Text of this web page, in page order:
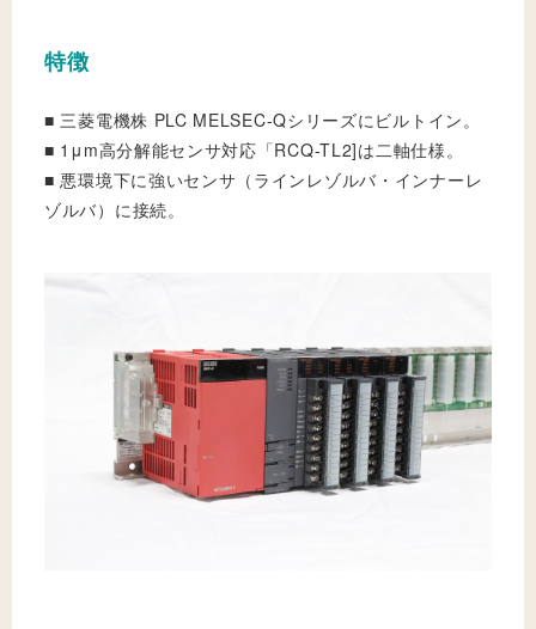
特徴
■ 三菱電機株 PLC MELSEC-Qシリーズにビルトイン。
■ 1μm高分解能センサ対応「RCQ-TL2]は二軸仕様。
■ 悪環境下に強いセンサ（ラインレゾルバ・インナーレ
ゾルバ）に接続。